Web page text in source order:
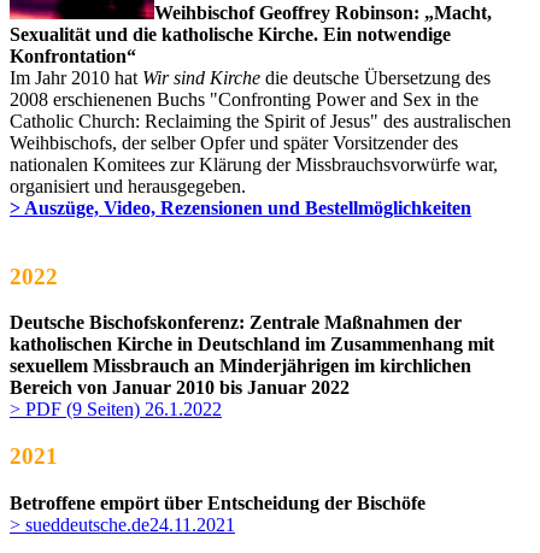
Weihbischof Geoffrey Robinson: „Macht,
Sexualität und die katholische Kirche. Ein notwendige
Konfrontation“
Im Jahr 2010 hat Wir sind Kirche die deutsche Übersetzung des
2008 erschienenen Buchs "Confronting Power and Sex in the
Catholic Church: Reclaiming the Spirit of Jesus" des australischen
Weihbischofs, der selber Opfer und später Vorsitzender des
nationalen Komitees zur Klärung der Missbrauchsvorwürfe war,
organisiert und herausgegeben.
> Auszüge, Video, Rezensionen und Bestellmöglichkeiten
2022
Deutsche Bischofskonferenz: Zentrale Maßnahmen der
katholischen Kirche in Deutschland im Zusammenhang mit
sexuellem Missbrauch an Minderjährigen im kirchlichen
Bereich von Januar 2010 bis Januar 2022
> PDF (9 Seiten) 26.1.2022
2021
Betroffene empört über Entscheidung der Bischöfe
> sueddeutsche.de24.11.2021